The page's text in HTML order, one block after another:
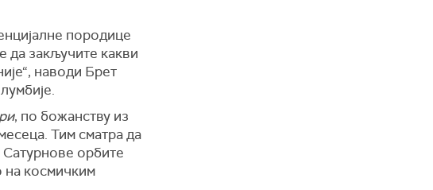
породице
да закључите какви
наводи Брет
, по божанству из
Тим сматра да
Сатурнове орбите
на космичким